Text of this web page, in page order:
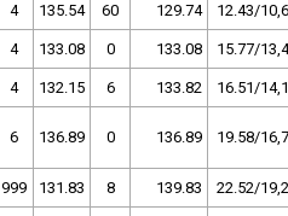
4 135.54 60 129.74 12.43/10,6
4 133.08 0 133.08 15.77/13,4
4 132.15 6 133.82 16.51/14,1
6 136.89 0 136.89 19.58/16,7
999 131.83 8 139.83 22.52/19,2